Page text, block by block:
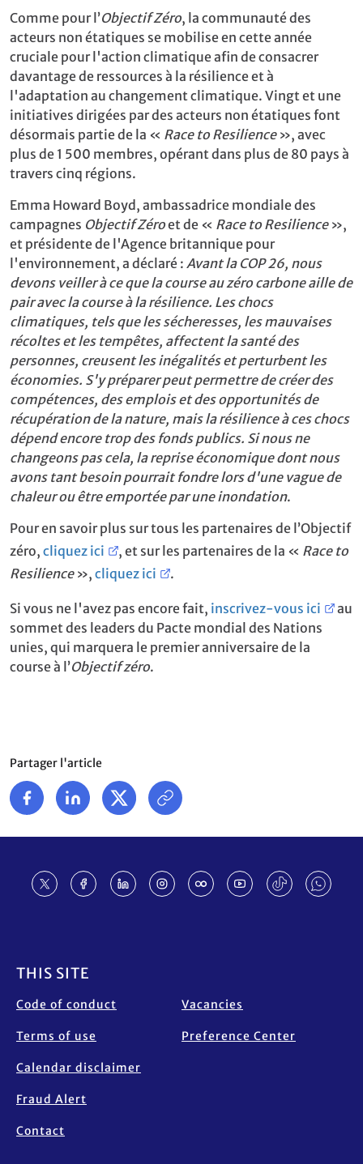
Comme pour l’Objectif Zéro, la communauté des
acteurs non étatiques se mobilise en cette année
cruciale pour l'action climatique afin de consacrer
davantage de ressources à la résilience et à
l'adaptation au changement climatique. Vingt et une
initiatives dirigées par des acteurs non étatiques font
désormais partie de la « Race to Resilience», avec
plus de 1 500 membres, opérant dans plus de 80 pays à
travers cinq régions.
Emma Howard Boyd, ambassadrice mondiale des
campagnes Objectif Zéroet de « Race to Resilience»,
et présidente de l'Agence britannique pour
l'environnement, a déclaré : Avant la COP 26, nous
devons veiller à ce que la course au zéro carbone aille de
pair avec la course à la résilience. Les chocs
climatiques, tels que les sécheresses, les mauvaises
récoltes et les tempêtes, affectent la santé des
personnes, creusent les inégalités et perturbent les
économies. S'y préparer peut permettre de créer des
compétences, des emplois et des opportunités de
récupération de la nature, mais la résilience à ces chocs
dépend encore trop des fonds publics. Si nous ne
changeons pas cela, la reprise économique dont nous
avons tant besoin pourrait fondre lors d'une vague de
chaleur ou être emportée par une inondation.
Pour en savoir plus sur tous les partenaires de l’Objectif
zéro, cliquez ici , et sur les partenaires de la « Race to
Resilience», cliquez ici .
Si vous ne l'avez pas encore fait, inscrivez-vous ici
au
sommet des leaders du Pacte mondial des Nations
unies, qui marquera le premier anniversaire de la
course à l’Objectif zéro.
Partager l'article
THIS SITE
Code of conduct
Terms of use
Calendar disclaimer
Fraud Alert
Contact
Vacancies
Preference Center